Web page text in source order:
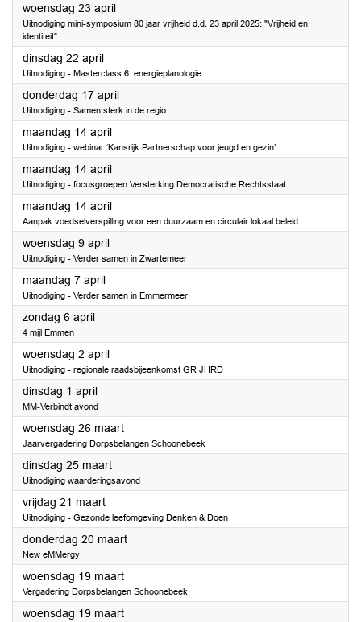
woensdag 23 april2025
Uitnodiging mini-symposium 80 jaar vrijheid d.d. 23 april 2025: "Vrijheid en
identiteit"
dinsdag 22 april2025
Uitnodiging - Masterclass 6: energieplanologie
donderdag 17 april2025
Uitnodiging - Samen sterk in de regio
maandag 14 april2025
Uitnodiging - webinar ‘Kansrijk Partnerschap voor jeugd en gezin’
maandag 14 april2025
Uitnodiging - focusgroepen Versterking Democratische Rechtsstaat
maandag 14 april2025
Aanpak voedselverspilling voor een duurzaam en circulair lokaal beleid
woensdag 9 april2025
Uitnodiging - Verder samen in Zwartemeer
maandag 7 april2025
Uitnodiging - Verder samen in Emmermeer
zondag 6 april2025
4 mijl Emmen
woensdag 2 april2025
Uitnodiging - regionale raadsbijeenkomst GR JHRD
dinsdag 1 april2025
MM-Verbindt avond
woensdag 26 maart2025
Jaarvergadering Dorpsbelangen Schoonebeek
dinsdag 25 maart2025
Uitnodiging waarderingsavond
vrijdag 21 maart2025
Uitnodiging - Gezonde leefomgeving Denken & Doen
donderdag 20 maart2025
New eMMergy
woensdag 19 maart2025
Vergadering Dorpsbelangen Schoonebeek
woensdag 19 maart2025